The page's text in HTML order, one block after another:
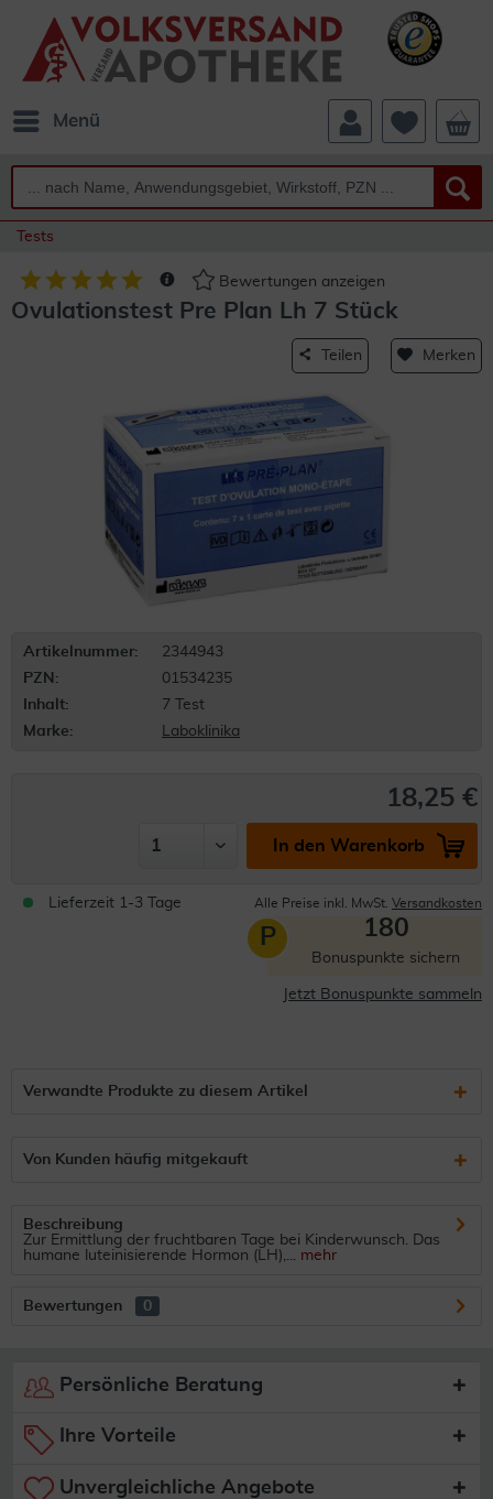
Menü
Tests
Bewertungen anzeigen
Ovulationstest Pre Plan Lh 7 Stück
Teilen Merken
Artikelnummer:
2344943
PZN:
01534235
Inhalt:
7 Test
Marke:
Laboklinika
18,25 €
In den Warenkorb
Lieferzeit 1-3 Tage Alle Preise inkl. MwSt. Versandkosten
P 180
Bonuspunkte sichern
Jetzt Bonuspunkte sammeln
Verwandte Produkte zu diesem Artikel
Von Kunden häufig mitgekauft
Beschreibung
Zur Ermittlung der fruchtbaren Tage bei Kinderwunsch. Das
humane luteinisierende Hormon (LH),... mehr
Bewertungen 0
Persönliche Beratung
Ihre Vorteile
Unvergleichliche Angebote